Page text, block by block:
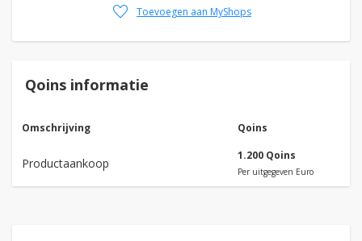
favorite
Toevoegen aan MyShops
Qoins informatie
Omschrijving Qoins
Productaankoop
1.200 Qoins
Per uitgegeven Euro